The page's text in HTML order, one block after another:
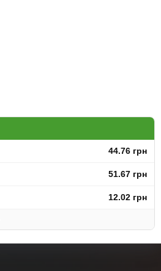
44.76 грн
51.67 грн
12.02 грн